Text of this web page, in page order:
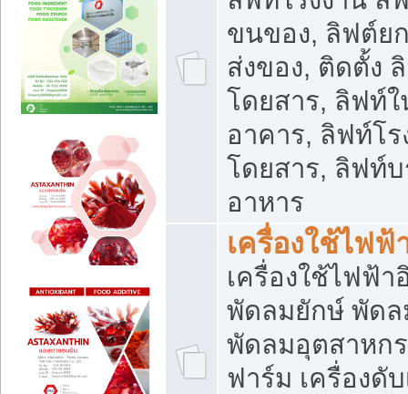
ขนของ, ลิฟต์ย
ส่งของ, ติดตั้ง
โดยสาร, ลิฟท์
อาคาร, ลิฟท์โ
โดยสาร, ลิฟท์
อาหาร
เครื่องใช้ไฟฟ้
เครื่องใช้ไฟฟ้า
พัดลมยักษ์ พัด
พัดลมอุตสาหก
ฟาร์ม เครื่องดั